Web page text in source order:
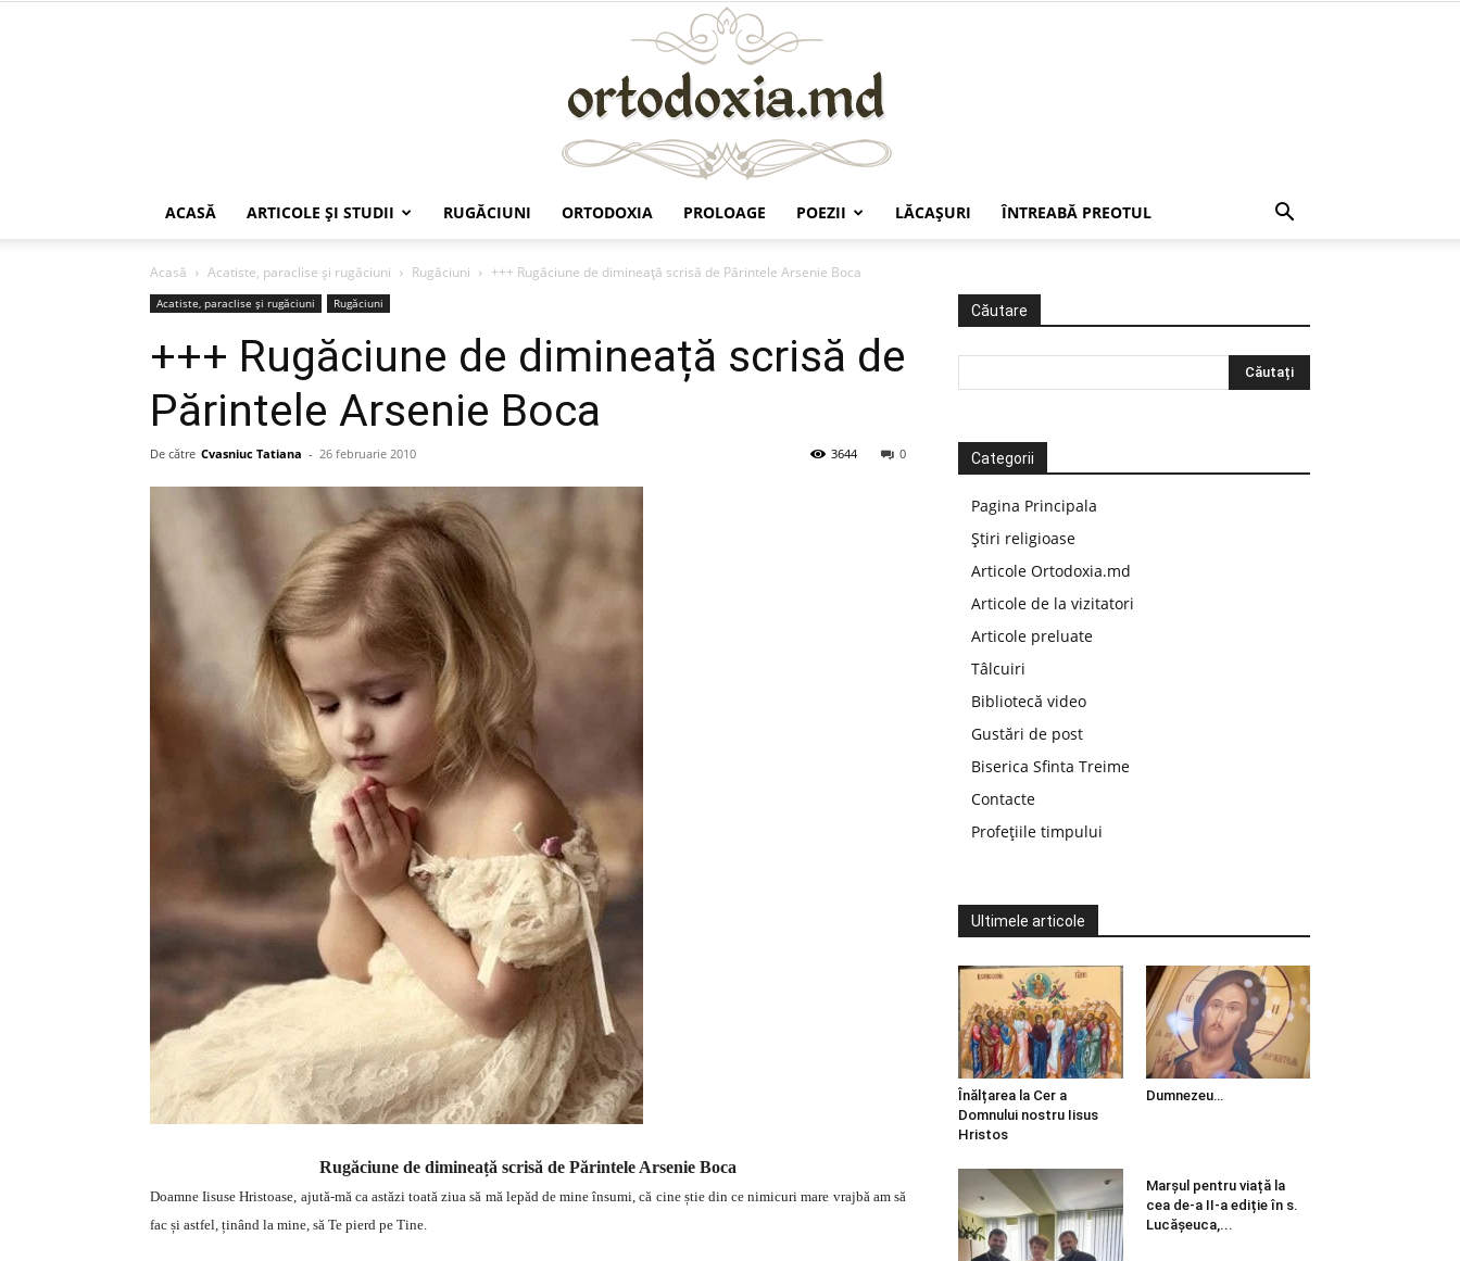
ACASĂ ARTICOLE ŞI STUDII RUGĂCIUNI ORTODOXIA PROLOAGE POEZII LĂCAŞURI ÎNTREABĂ PREOTUL
Acasă Acatiste, paraclise și rugăciuni Rugăciuni +++ Rugăciune de dimineață scrisă de Părintele Arsenie Boca
Acatiste, paraclise și rugăciuni Rugăciuni
+++ Rugăciune de dimineață scrisă de
Părintele Arsenie Boca
De către Cvasniuc Tatiana - 26 februarie 2010 0
3644
Rugăciune de dimineață scrisă de Părintele Arsenie Boca
Doamne Iisuse Hristoase, ajută-mă ca astăzi toată ziua să mă lepăd de mine însumi, că cine știe din ce nimicuri mare vrajbă am să
fac și astfel, ținând la mine, să Te pierd pe Tine.
Căutare
Categorii
Pagina Principala
Știri religioase
Articole Ortodoxia.md
Articole de la vizitatori
Articole preluate
Tâlcuiri
Bibliotecă video
Gustări de post
Biserica Sfinta Treime
Contacte
Profețiile timpului
Ultimele articole
Înălțarea la Cer a
Domnului nostru Iisus
Hristos
Dumnezeu…
Marșul pentru viață la
cea de-a II-a ediție în s.
Lucășeuca,...